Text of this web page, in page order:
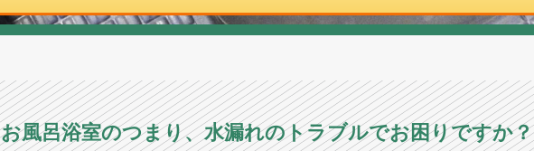
お風呂浴室のつまり、水漏れのトラブルでお困りですか？